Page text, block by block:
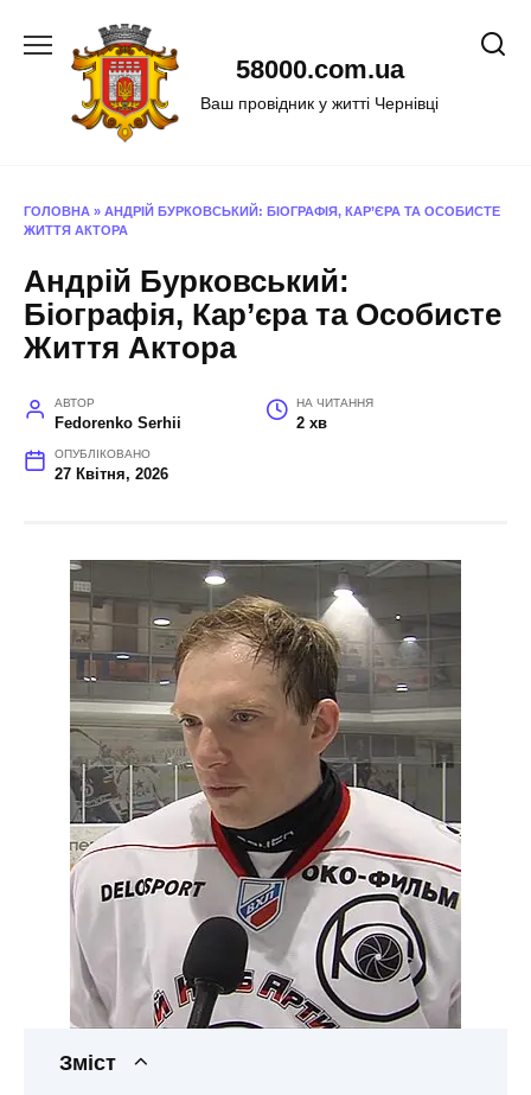
58000.com.ua
Ваш провідник у житті Чернівці
ГОЛОВНА » АНДРІЙ БУРКОВСЬКИЙ: БІОГРАФІЯ, КАР’ЄРА ТА ОСОБИСТЕ
ЖИТТЯ АКТОРА
Андрій Бурковський:
Біографія, Кар’єра та Особисте
Життя Актора
АВТОР
Fedorenko Serhii
НА ЧИТАННЯ
2 хв
ОПУБЛІКОВАНО
27 Квітня, 2026
Зміст